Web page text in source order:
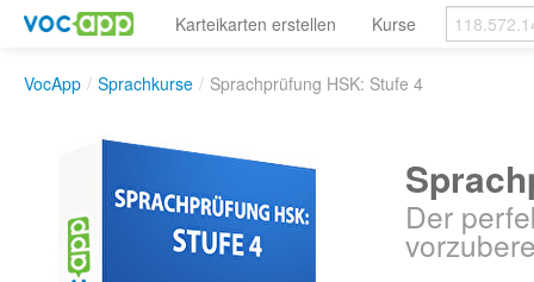
Karteikarten erstellen Kurse
VocApp / Sprachkurse / Sprachprüfung HSK: Stufe 4
Der